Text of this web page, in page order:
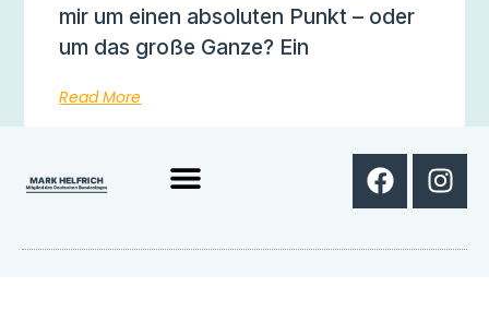
mir um einen absoluten Punkt – oder
um das große Ganze? Ein
Read More